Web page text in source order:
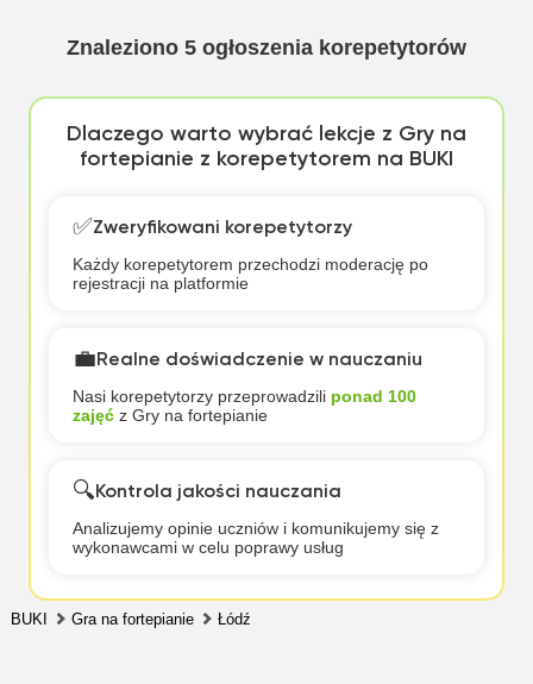
Znaleziono 5 ogłoszenia korepetytorów
Dlaczego warto wybrać lekcje z Gry na
fortepianie z korepetytorem na BUKI
✅Zweryfikowani korepetytorzy
Każdy korepetytorem przechodzi moderację po
rejestracji na platformie
💼Realne doświadczenie w nauczaniu
Nasi korepetytorzy przeprowadzili ponad 100
zajęćz Gry na fortepianie
🔍Kontrola jakości nauczania
Analizujemy opinie uczniów i komunikujemy się z
wykonawcami w celu poprawy usług
BUKI Gra na fortepianie Łódź